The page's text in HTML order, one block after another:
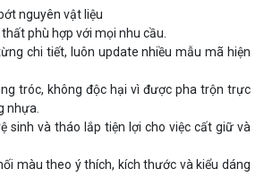
nguyên vật liệu
phù hợp với mọi nhu cầu.
chi tiết, luôn update nhiều mẫu mã hiện
tróc, không độc hại vì được pha trộn trực
nhựa.
sinh và tháo lắp tiện lợi cho việc cất giữ và
màu theo ý thích, kích thước và kiểu dáng